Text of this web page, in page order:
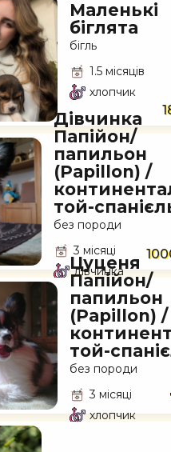
Маленькі
біглята
бігль
1.5 місяців
хлопчик
Дівчинка
Папійон/
папильон
(Papillon) /
той-
без породи
3 місяці
дівчинка
Цуценя
Папійон/
папильон
(Papillon) /
той-
без породи
3 місяці
хлопчик